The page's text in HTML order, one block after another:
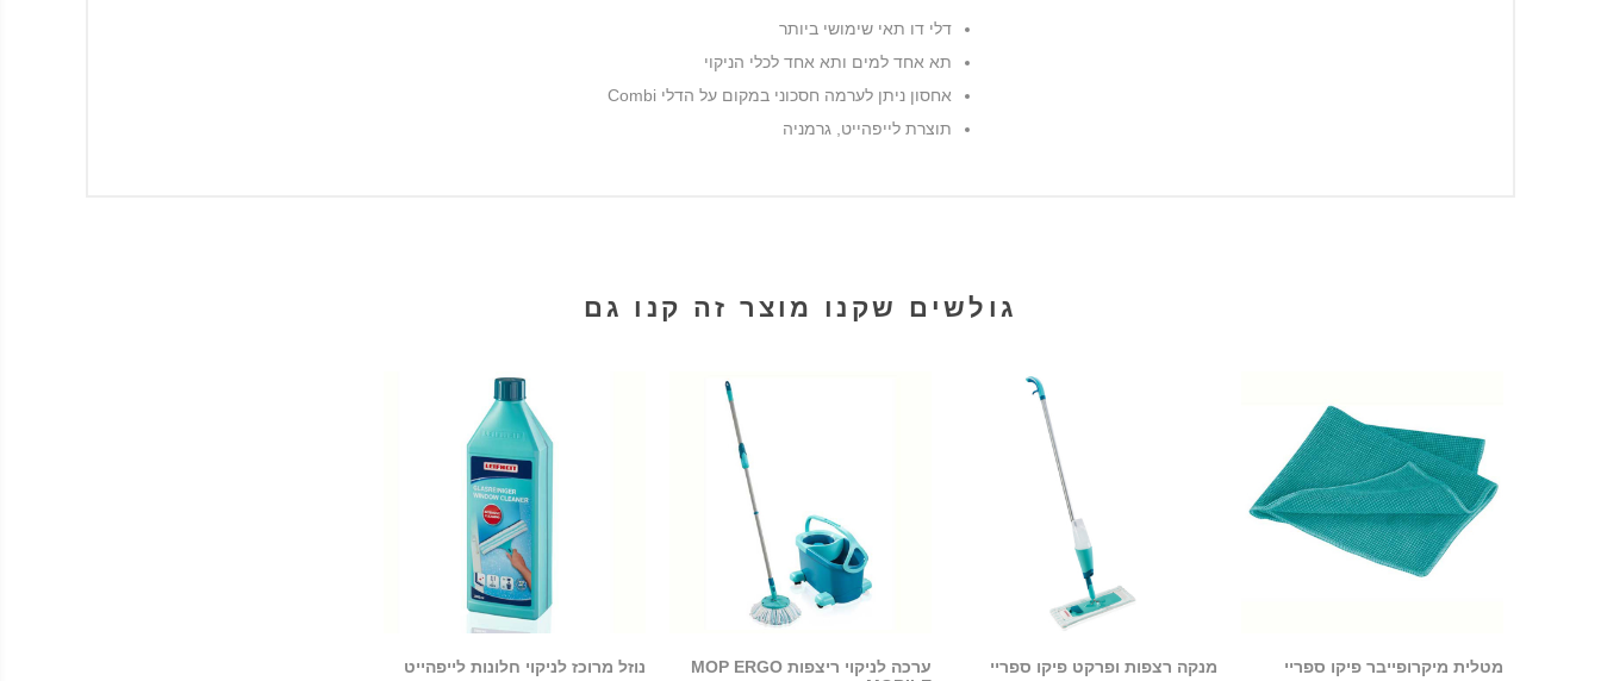
דלי דו תאי שימושי ביותר
תא אחד למים ותא אחד לכלי הניקוי
אחסון ניתן לערמה חסכוני במקום על הדלי Combi
תוצרת לייפהייט, גרמניה
גולשים שקנו מוצר זה קנו גם
מטלית מיקרופייבר פיקו ספריי מנקה רצפות ופרקט פיקו ספריי
ערכה לניקוי ריצפות MOP ERGO
נוזל מרוכז לניקוי חלונות לייפהייט